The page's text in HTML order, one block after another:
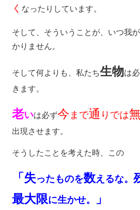
く なったりしています。
そして、そういうことが、いつ我
かりません。
そして何よりも、私たち生物は
きます。
老いは必ず今 まで通 りでは無
出現させます。
そうしたことを考えた時、この
「失ったものを数えるな。
最大限に生かせ。 」